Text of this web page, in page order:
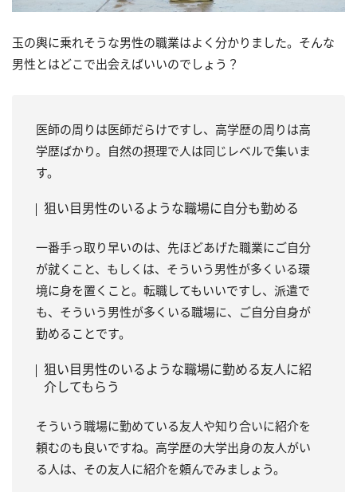
玉の輿に乗れそうな男性の職業はよく分かりました。そんな
男性とはどこで出会えばいいのでしょう？
医師の周りは医師だらけですし、高学歴の周りは高
学歴ばかり。自然の摂理で人は同じレベルで集いま
す。
狙い目男性のいるような職場に自分も勤める
一番手っ取り早いのは、先ほどあげた職業にご自分
が就くこと、もしくは、そういう男性が多くいる環
境に身を置くこと。転職してもいいですし、派遣で
も、そういう男性が多くいる職場に、ご自分自身が
勤めることです。
狙い目男性のいるような職場に勤める友人に紹
介してもらう
そういう職場に勤めている友人や知り合いに紹介を
頼むのも良いですね。高学歴の大学出身の友人がい
る人は、その友人に紹介を頼んでみましょう。